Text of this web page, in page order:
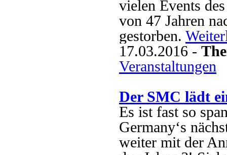
vielen Events
von 47 Jahren
gestorben.
17.03.2016 -
Veranstaltungen
Der SMC lädt
Es ist fast so
Germany‘s
weiter mit der